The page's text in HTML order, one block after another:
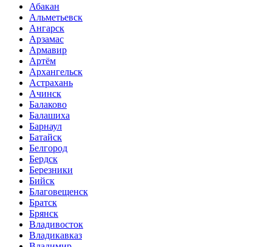
Абакан
Альметьевск
Ангарск
Арзамас
Армавир
Артём
Архангельск
Астрахань
Ачинск
Балаково
Балашиха
Барнаул
Батайск
Белгород
Бердск
Березники
Бийск
Благовещенск
Братск
Брянск
Владивосток
Владикавказ